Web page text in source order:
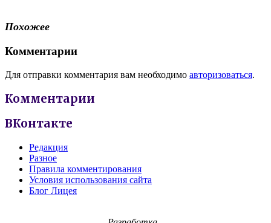
Похожее
Комментарии
Для отправки комментария вам необходимо авторизоваться.
Комментарии
ВКонтакте
Редакция
Разное
Правила комментирования
Условия использования сайта
Блог Лицея